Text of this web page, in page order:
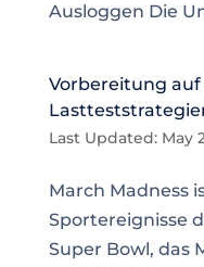
Ausloggen Die
Vorbereitung auf
Last Updated: May
March Madness
Sportereignisse
Super Bowl, das